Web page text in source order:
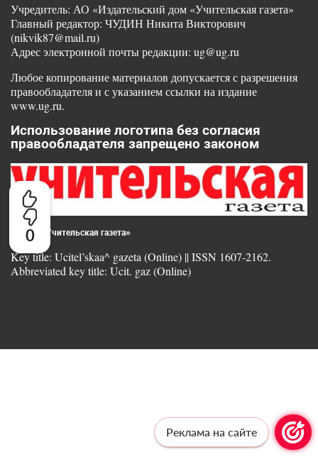
0
Учредитель: АО «Издательский дом «Учительская газета»
Главный редактор: ЧУДИН Никита Викторович
(nikvik87@mail.ru)
Адрес электронной почты редакции: ug@ug.ru
Любое копирование материалов допускается с разрешения
правообладателя и с указанием ссылки на издание
www.ug.ru.
Использование логотипа без согласия
правообладателя запрещено законом
© 2025 «Учительская газета»
Key title: Ucitel’skaa^ gazeta (Online) || ISSN 1607-2162.
Abbreviated key title: Ucit. gaz (Online)
Реклама на сайте